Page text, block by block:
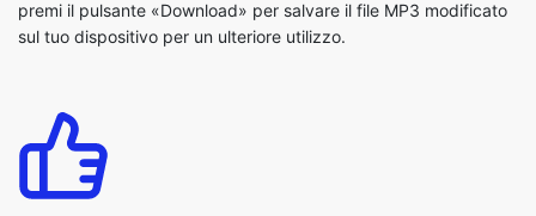
Compatibilità senza soluzione di continuità
Il nostro strumento di editor MP3 online è accessibile su vari
dispositivi come smartphone, tablet, computer e sistemi audio,